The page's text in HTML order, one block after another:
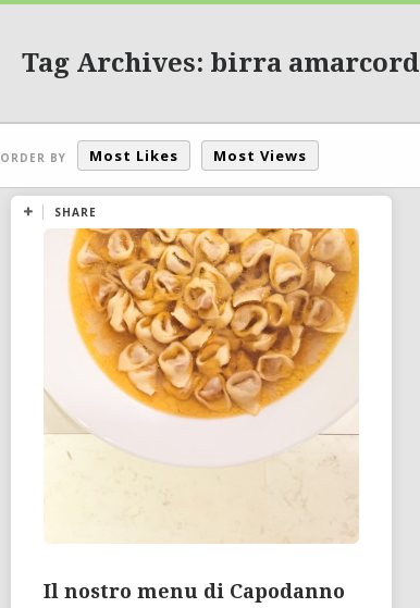
Tag Archives: birra amarcord
ORDER BY Most Likes Most Views
SHARE
Il nostro menu di Capodanno